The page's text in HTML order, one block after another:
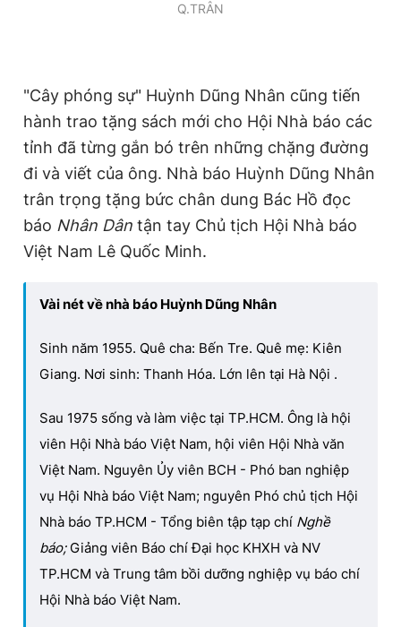
Q.TRÂN
"Cây phóng sự" Huỳnh Dũng Nhân cũng tiến
hành trao tặng sách mới cho Hội Nhà báo các
tỉnh đã từng gắn bó trên những chặng đường
đi và viết của ông. Nhà báo Huỳnh Dũng Nhân
trân trọng tặng bức chân dung Bác Hồ đọc
báo Nhân Dân tận tay Chủ tịch Hội Nhà báo
Việt Nam Lê Quốc Minh.
Vài nét về nhà báo Huỳnh Dũng Nhân
Sinh năm 1955. Quê cha: Bến Tre. Quê mẹ: Kiên
Giang. Nơi sinh: Thanh Hóa. Lớn lên tại Hà Nội .
Sau 1975 sống và làm việc tại TP.HCM. Ông là hội
viên Hội Nhà báo Việt Nam, hội viên Hội Nhà văn
Việt Nam. Nguyên Ủy viên BCH - Phó ban nghiệp
vụ Hội Nhà báo Việt Nam; nguyên Phó chủ tịch Hội
Nhà báo TP.HCM - Tổng biên tập tạp chí Nghề
báo; Giảng viên Báo chí Đại học KHXH và NV
TP.HCM và Trung tâm bồi dưỡng nghiệp vụ báo chí
Hội Nhà báo Việt Nam.